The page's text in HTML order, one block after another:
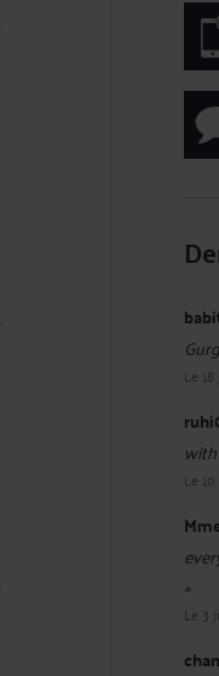
Le
with
Le
»
Le 3